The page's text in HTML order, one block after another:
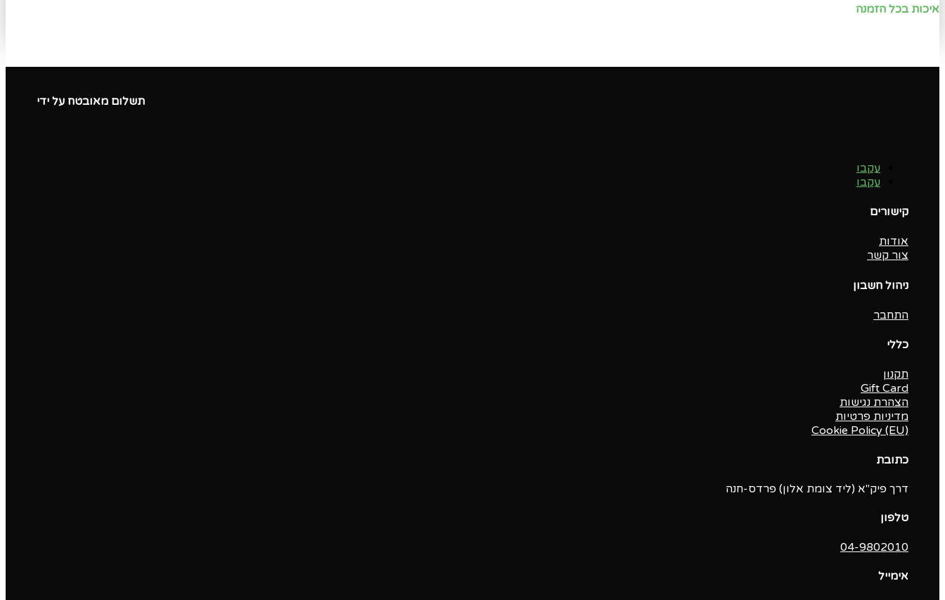
איכות בכל הזמנה
תשלום מאובטח על ידי
עקבו
עקבו
קישורים
אודות
צור קשר
ניהול חשבון
התחבר
כללי
תקנון
Gift Card
הצהרת נגישות
מדיניות פרטיות
Cookie Policy (EU)
כתובת
דרך פיק"א (ליד צומת אלון) פרדס-חנה
טלפון
04-9802010‬
אימייל